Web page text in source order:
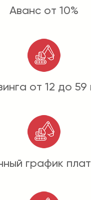
Аванс от 10%
от 12 до 59
график